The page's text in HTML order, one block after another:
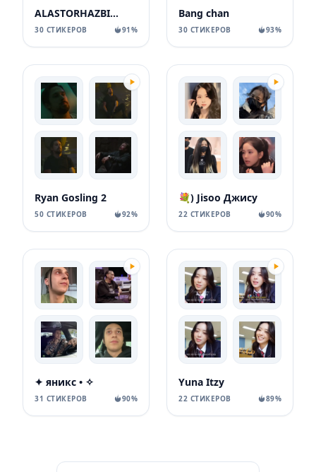
ALASTORHAZBINHOTELHAZBINHOTELSTICKERSTELEGRAM
30 СТИКЕРОВ 91%
Bang chan
30 СТИКЕРОВ 93%
Ryan Gosling 2
50 СТИКЕРОВ 92%
💐) Jisoo Джису
22 СТИКЕРОВ 90%
✦ яникс • ✧
31 СТИКЕРОВ 90%
Yuna Itzy
22 СТИКЕРОВ 89%